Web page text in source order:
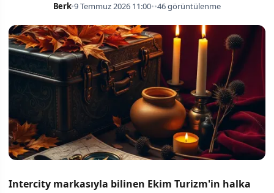
Berk•9 Temmuz 2026 11:00••46 görüntülenme
Intercity markasıyla bilinen Ekim Turizm'in halka